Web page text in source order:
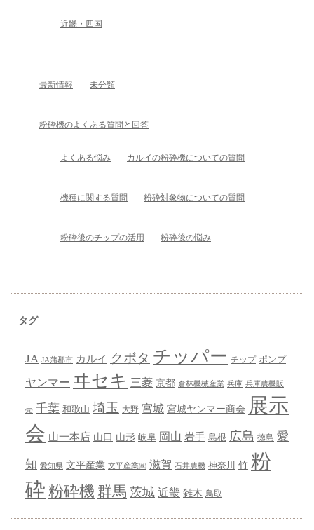
近畿・四国
最新情報 未分類
粉砕機のよくある質問と回答
よくある悩み カルイの粉砕機についての質問
機種に関する質問 粉砕対象物についての質問
粉砕後のチップの活用 粉砕後の悩み
タグ
JA JA蒲郡市 カルイ クボタ チッパー チップ ポンプ
ヤンマー ヰセキ 三菱 京都 倉林機械産業 兵庫 兵庫農機販
売 千葉 和歌山 埼玉 大野 宮城 宮城ヤンマー商会 展示
会 山一本店 山口 山形 岐阜 岡山 岩手 島根 広島 徳島 愛
知 愛知県 文平産業 文平産業㈱ 滋賀 石井農機 神奈川 竹 粉
砕 粉砕機 群馬 茨城 近畿 雑木 鳥取